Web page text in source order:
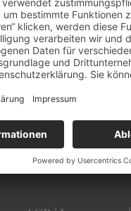
Cookie
Cookie-